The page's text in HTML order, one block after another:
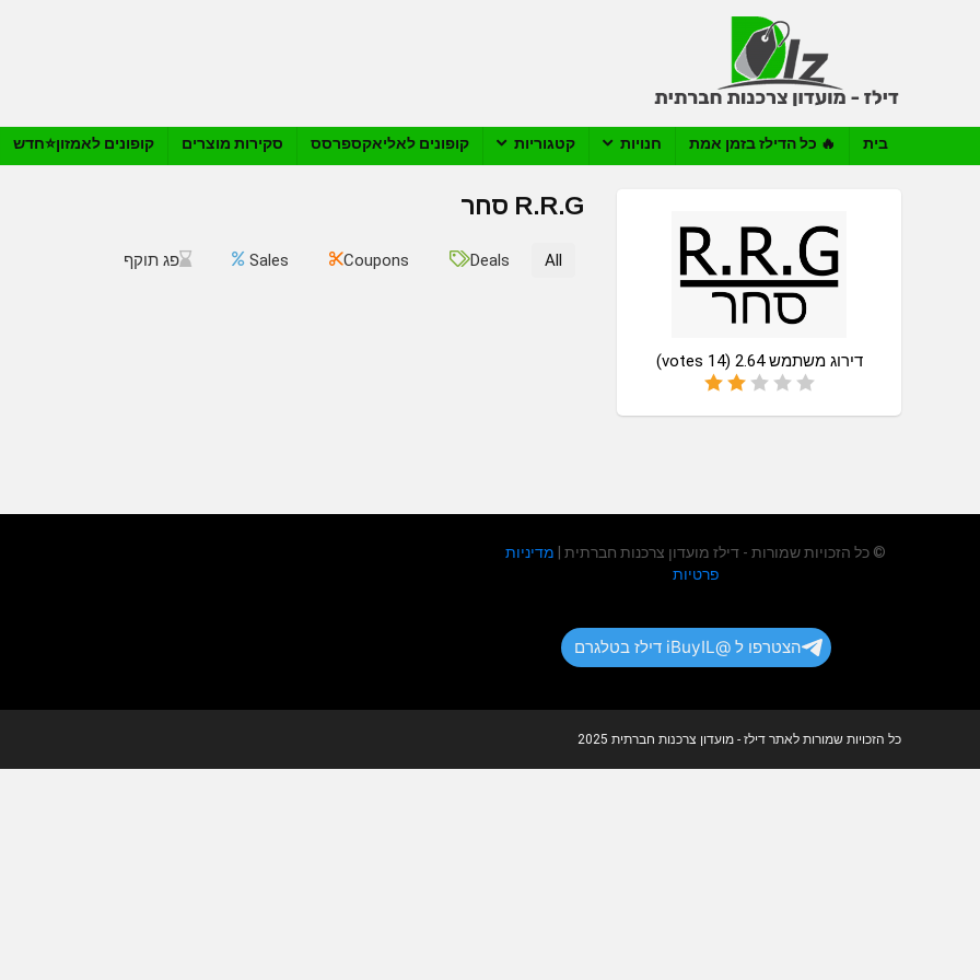
בית 🔥 כל הדילז בזמן אמת חנויות קטגוריות קופונים לאליאקספרסס סקירות מוצרים קופונים לאמזון⭐️חדש
R.R.G סחר
דירוג משתמש2.64
(
14
All
Deals
Coupons
Sales פג תוקף
© כל הזכויות שמורות - דילז מועדון צרכנות חברתית | מדיניות
פרטיות
הצטרפו ל @iBuyIL דילז בטלגרם
כל הזכויות שמורות לאתר דילז - מועדון צרכנות חברתית 2025